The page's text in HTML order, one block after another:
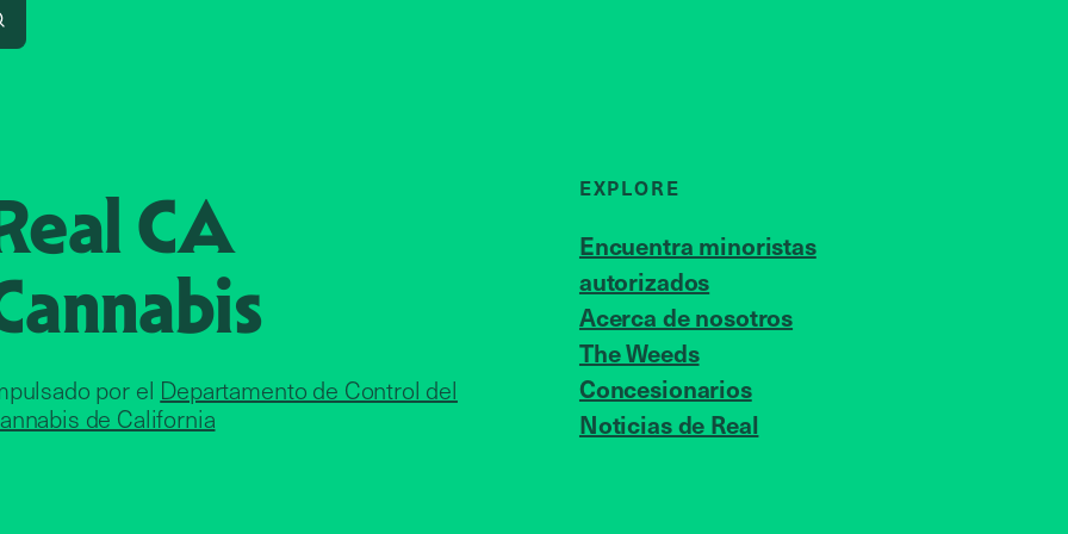
CA
por el Departamento de Control del
de California
EXPLORE
Encuentra minoristas
autorizados
Acerca de nosotros
The Weeds
Concesionarios
Noticias de Real